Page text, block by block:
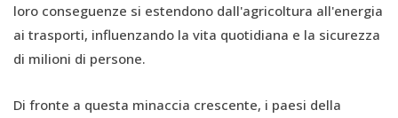
loro conseguenze si estendono dall'agricoltura all'energia
ai trasporti, influenzando la vita quotidiana e la sicurezza
di milioni di persone.
Di fronte a questa minaccia crescente, i paesi della